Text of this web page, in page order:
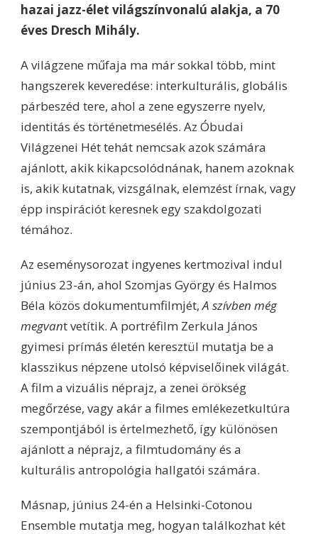
hazai jazz-élet világszínvonalú alakja, a 70
éves Dresch Mihály.
A világzene műfaja ma már sokkal több, mint
hangszerek keveredése: interkulturális, globális
párbeszéd tere, ahol a zene egyszerre nyelv,
identitás és történetmesélés. Az Óbudai
Világzenei Hét tehát nemcsak azok számára
ajánlott, akik kikapcsolódnának, hanem azoknak
is, akik kutatnak, vizsgálnak, elemzést írnak, vagy
épp inspirációt keresnek egy szakdolgozati
témához.
Az eseménysorozat ingyenes kertmozival indul
június 23-án, ahol Szomjas György és Halmos
Béla közös dokumentumfilmjét,A szívben még
megvant vetítik. A portréfilm Zerkula János
gyimesi prímás életén keresztül mutatja be a
klasszikus népzene utolsó képviselőinek világát.
A film a vizuális néprajz, a zenei örökség
megőrzése, vagy akár a filmes emlékezetkultúra
szempontjából is értelmezhető, így különösen
ajánlott a néprajz, a filmtudomány és a
kulturális antropológia hallgatói számára.
Másnap, június 24-én a Helsinki-Cotonou
Ensemble mutatja meg, hogyan találkozhat két